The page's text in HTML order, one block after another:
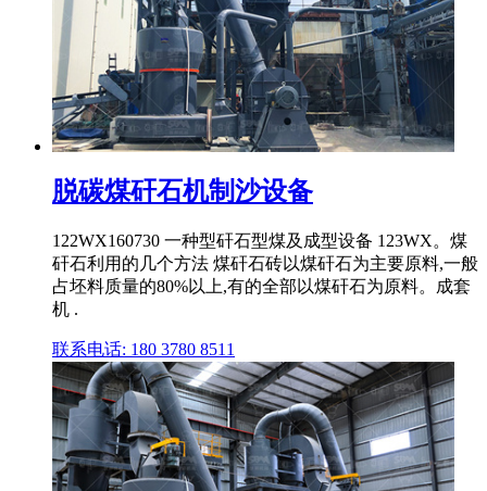
脱碳煤矸石机制沙设备
122WX160730 一种型矸石型煤及成型设备 123WX。煤
矸石利用的几个方法 煤矸石砖以煤矸石为主要原料,一般
占坯料质量的80%以上,有的全部以煤矸石为原料。成套
机 .
联系电话: 180 3780 8511